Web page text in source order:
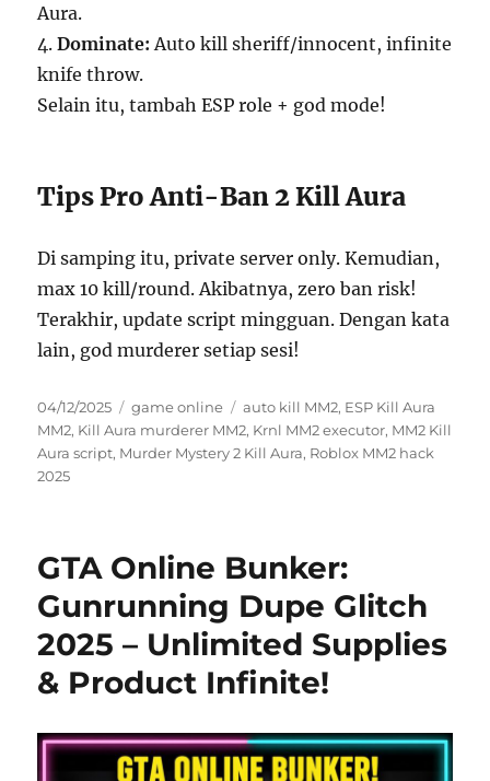
Aura.
4.Dominate: Auto kill sheriff/innocent, infinite
knife throw.
Selain itu, tambah ESP role + god mode!
Tips Pro Anti-Ban 2 Kill Aura
Di samping itu, private server only. Kemudian,
max 10 kill/round. Akibatnya, zero ban risk!
Terakhir, update script mingguan. Dengan kata
lain, god murderer setiap sesi!
Posted
on
04/12/2025 Categories
game online Tags
auto kill MM2, ESP Kill Aura
MM2, Kill Aura murderer MM2, Krnl MM2 executor, MM2 Kill
Aura script, Murder Mystery 2 Kill Aura, Roblox MM2 hack
2025
GTA Online Bunker:
Gunrunning Dupe Glitch
2025 – Unlimited Supplies
& Product Infinite!